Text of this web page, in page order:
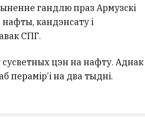
гандлю праз Армузскі
нафты, кандэнсату і
СПГ.
цэн на нафту. Аднак
перамір’і на два тыдні.